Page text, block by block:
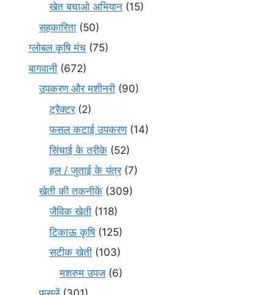
खेत बचाओ अभियान (15)
सहकारिता (50)
ग्लोबल कृषि मंच (75)
बागवानी (672)
उपकरण और मशीनरी (90)
ट्रैक्टर(2)
फसल कटाई उपकरण(14)
सिंचाई के तरीके (52)
हल / जुताई के यंत्र(7)
खेती की तकनीकें (309)
जैविक खेती (118)
टिकाऊ कृषि(125)
सटीक खेती (103)
मशरुम उपज (6)